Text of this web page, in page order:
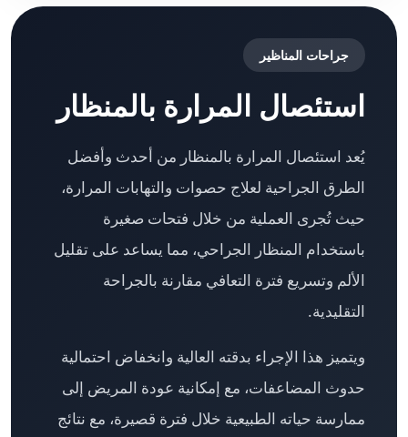
جراحات المناظير
استئصال المرارة بالمنظار
يُعد استئصال المرارة بالمنظار من أحدث وأفضل
الطرق الجراحية لعلاج حصوات والتهابات المرارة،
حيث تُجرى العملية من خلال فتحات صغيرة
باستخدام المنظار الجراحي، مما يساعد على تقليل
الألم وتسريع فترة التعافي مقارنة بالجراحة
التقليدية.
ويتميز هذا الإجراء بدقته العالية وانخفاض احتمالية
حدوث المضاعفات، مع إمكانية عودة المريض إلى
ممارسة حياته الطبيعية خلال فترة قصيرة، مع نتائج